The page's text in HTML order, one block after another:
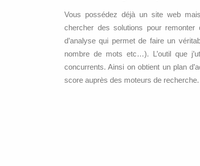
Vous possédez déjà un site web
chercher des solutions pour
d’analyse qui permet de faire un
nombre de mots etc…). L’outil que
concurrents. Ainsi on obtient un plan
score auprès des moteurs de recherche.